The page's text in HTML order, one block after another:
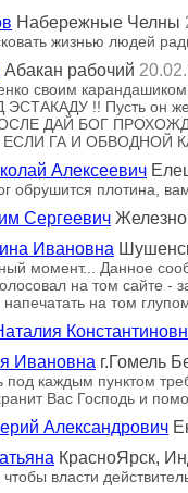
Набережные Челны
жизнью людей
Абакан рабочий
своим
!! Пусть он
ДАЙ БОГ
ЕСЛИ ГА И ОБВОДНОЙ
Алексеевич
обрушится плотина,
Сергеевич
Ивановна
момент... Данное
на том сайте
напечатать на том
Ивановна г.Гомель
каждым пунктом
Вас Господь и
Александрович
КрасноЯрск,
чтобы власти